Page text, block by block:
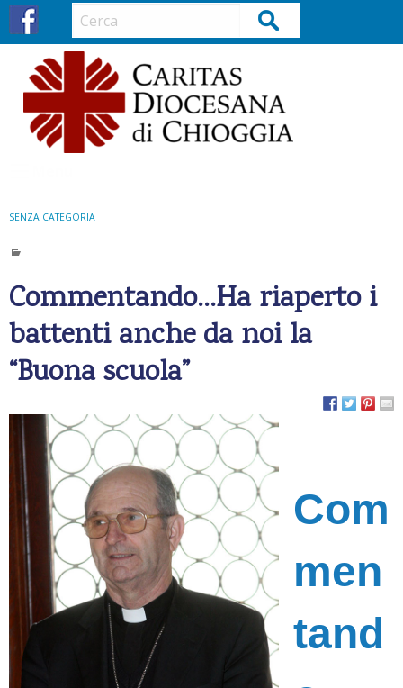
Cerca
SENZA CATEGORIA
Commentando…Ha riaperto i
battenti anche da noi la
“Buona scuola”
Com
men
tand